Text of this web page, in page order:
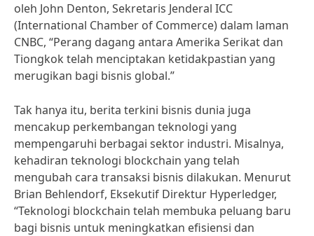
oleh John Denton, Sekretaris Jenderal ICC
(International Chamber of Commerce) dalam laman
CNBC, “Perang dagang antara Amerika Serikat dan
Tiongkok telah menciptakan ketidakpastian yang
merugikan bagi bisnis global.”
Tak hanya itu, berita terkini bisnis dunia juga
mencakup perkembangan teknologi yang
mempengaruhi berbagai sektor industri. Misalnya,
kehadiran teknologi blockchain yang telah
mengubah cara transaksi bisnis dilakukan. Menurut
Brian Behlendorf, Eksekutif Direktur Hyperledger,
“Teknologi blockchain telah membuka peluang baru
bagi bisnis untuk meningkatkan efisiensi dan